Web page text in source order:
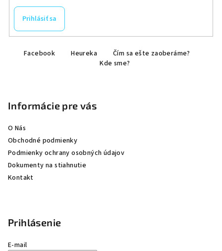
Prihlásiť sa
Facebook Heureka
Čím sa ešte zaoberáme?
Kde sme?
Informácie pre vás
O Nás
Obchodné podmienky
Podmienky ochrany osobných údajov
Dokumenty na stiahnutie
Kontakt
Prihlásenie
E-mail